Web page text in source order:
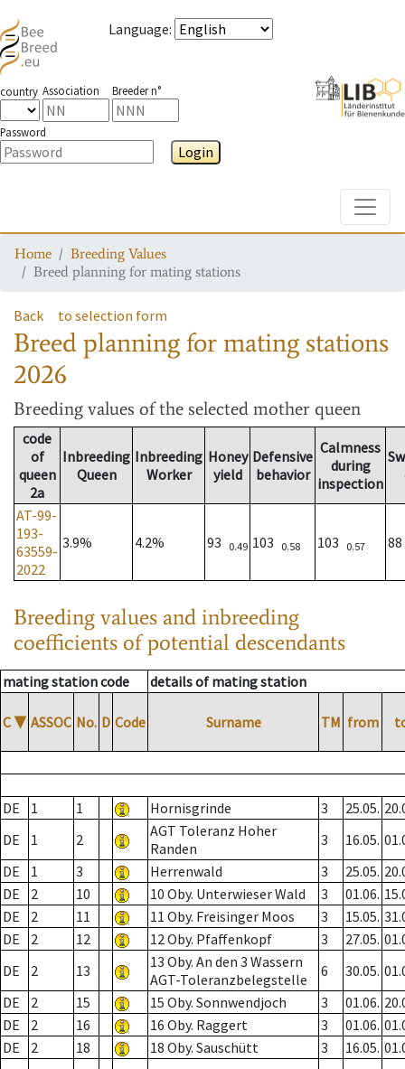
Language:
country Association Breeder n°
Password
Login
Home
Breeding Values
Breed planning for mating stations
Back to selection form
Breed planning for mating stations
2026
Breeding values of the selected mother queen
code
of
queen
2a
Inbreeding
Queen
Inbreeding
Worker
Honey
yield
Defensive
behavior
Calmness
during
inspection
AT-99-
193-
63559-
2022
3.9% 4.2% 93 0.49 103 0.58 103 0.57
Breeding values and inbreeding
coefficients of potential descendants
mating station code details of mating station
C ▼ ASSOC No. D Code Surname TM from
DE 1 1 Hornisgrinde 3 25.05.
DE
1 2
AGT Toleranz Hoher
Randen
3 16.05.
DE
1 3 Herrenwald 3 25.05.
DE
2 10 10 Oby. Unterwieser Wald 3 01.06.
DE
2 11 11 Oby. Freisinger Moos 3 15.05.
DE
2 12 12 Oby. Pfaffenkopf 3 27.05.
DE
2 13
13 Oby. An den 3 Wassern
AGT-Toleranzbelegstelle
6 30.05.
DE
2 15 15 Oby. Sonnwendjoch 3 01.06.
DE
2 16 16 Oby. Raggert 3 01.06.
DE
2 18 18 Oby. Sauschütt 3 16.05.